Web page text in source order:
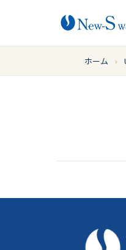
ホーム ›